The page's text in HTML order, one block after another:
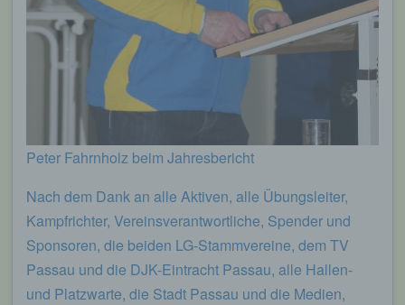
Peter Fahrnholz beim Jahresbericht
Nach dem Dank an alle Aktiven, alle Übungsleiter,
Kampfrichter, Vereinsverantwortliche, Spender und
Sponsoren, die beiden LG-Stammvereine, dem TV
Passau und die DJK-Eintracht Passau, alle Hallen-
und Platzwarte, die Stadt Passau und die Medien,